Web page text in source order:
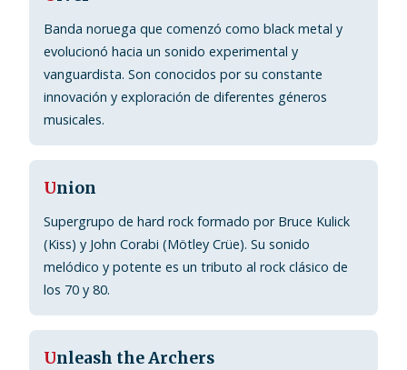
Banda noruega que comenzó como black metal y
evolucionó hacia un sonido experimental y
vanguardista. Son conocidos por su constante
innovación y exploración de diferentes géneros
musicales.
Union
Supergrupo de hard rock formado por Bruce Kulick
(Kiss) y John Corabi (Mötley Crüe). Su sonido
melódico y potente es un tributo al rock clásico de
los 70 y 80.
Unleash the Archers